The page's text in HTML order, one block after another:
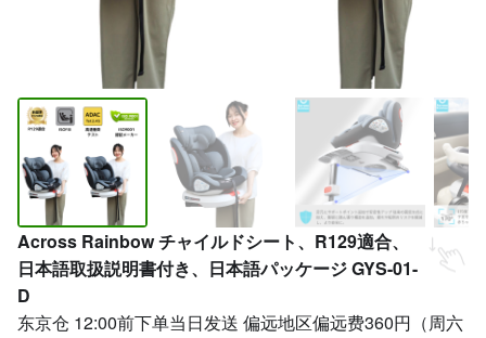
Across Rainbow チャイルドシート、R129適合、
日本語取扱説明書付き、日本語パッケージ GYS-01-
D
东京仓 12:00前下单当日发送 偏远地区偏远费360円（周六